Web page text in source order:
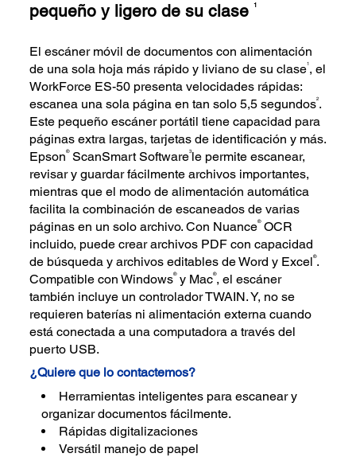
pequeño y ligero de su clase1
El escáner móvil de documentos con alimentación
de una sola hoja más rápido y liviano de su clase1, el
WorkForce ES-50 presenta velocidades rápidas:
escanea una sola página en tan solo 5,5 segundos2.
Este pequeño escáner portátil tiene capacidad para
páginas extra largas, tarjetas de identificación y más.
Epson®ScanSmart Software3le permite escanear,
revisar y guardar fácilmente archivos importantes,
mientras que el modo de alimentación automática
facilita la combinación de escaneados de varias
páginas en un solo archivo. Con Nuance®OCR
incluido, puede crear archivos PDF con capacidad
de búsqueda y archivos editables de Word y Excel®.
Compatible con Windows®y Mac®, el escáner
también incluye un controlador TWAIN. Y, no se
requieren baterías ni alimentación externa cuando
está conectada a una computadora a través del
puerto USB.
¿Quiere que lo contactemos?
Herramientas inteligentes para escanear y
organizar documentos fácilmente.
Rápidas digitalizaciones
Versátil manejo de papel